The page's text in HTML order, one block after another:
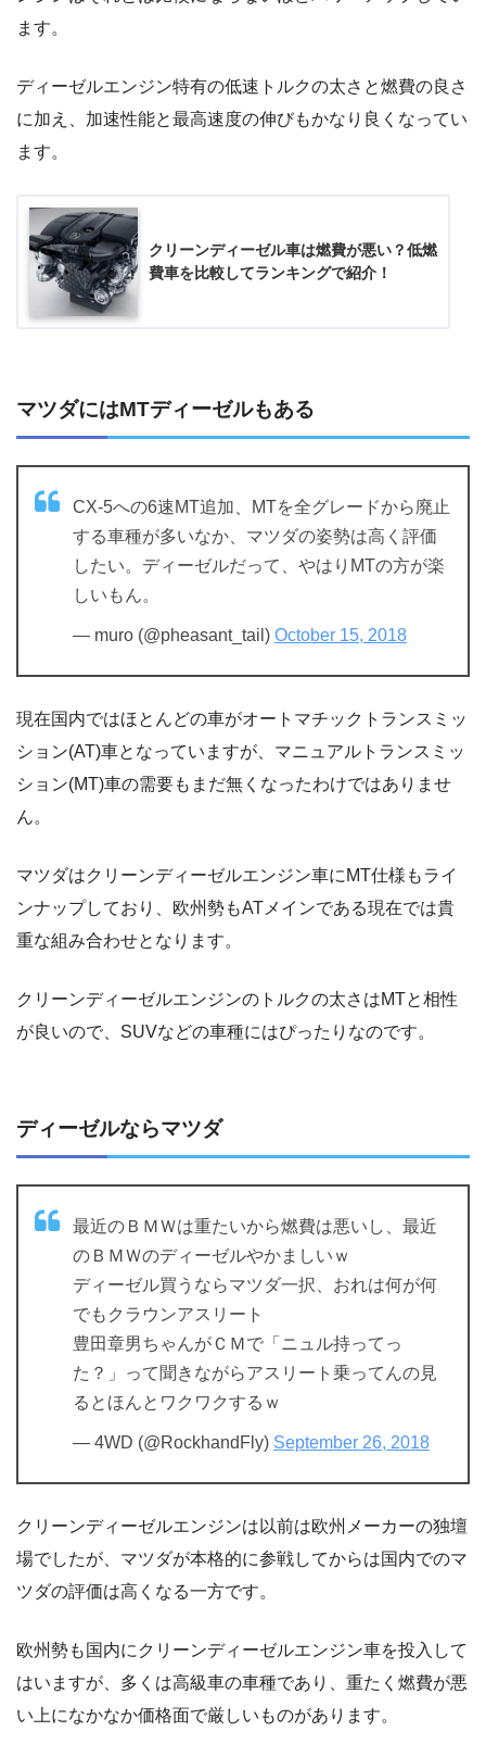
ます。
ディーゼルエンジン特有の低速トルクの太さと燃費の良さ
に加え、加速性能と最高速度の伸びもかなり良くなってい
ます。
クリーンディーゼル車は燃費が悪い？低燃
費車を比較してランキングで紹介！
マツダにはMTディーゼルもある
CX-5への6速MT追加、MTを全グレードから廃止
する車種が多いなか、マツダの姿勢は高く評価
したい。ディーゼルだって、やはりMTの方が楽
しいもん。
— muro (@pheasant_tail) October 15, 2018
現在国内ではほとんどの車がオートマチックトランスミッ
ション(AT)車となっていますが、マニュアルトランスミッ
ション(MT)車の需要もまだ無くなったわけではありませ
ん。
マツダはクリーンディーゼルエンジン車にMT仕様もライ
ンナップしており、欧州勢もATメインである現在では貴
重な組み合わせとなります。
クリーンディーゼルエンジンのトルクの太さはMTと相性
が良いので、SUVなどの車種にはぴったりなのです。
ディーゼルならマツダ
最近のＢＭＷは重たいから燃費は悪いし、最近
のＢＭＷのディーゼルやかましいｗ
ディーゼル買うならマツダ一択、おれは何が何
でもクラウンアスリート
豊田章男ちゃんがＣＭで「ニュル持ってっ
た？」って聞きながらアスリート乗ってんの見
るとほんとワクワクするｗ
— 4WD (@RockhandFly) September 26, 2018
クリーンディーゼルエンジンは以前は欧州メーカーの独壇
場でしたが、マツダが本格的に参戦してからは国内でのマ
ツダの評価は高くなる一方です。
欧州勢も国内にクリーンディーゼルエンジン車を投入して
はいますが、多くは高級車の車種であり、重たく燃費が悪
い上になかなか価格面で厳しいものがあります。